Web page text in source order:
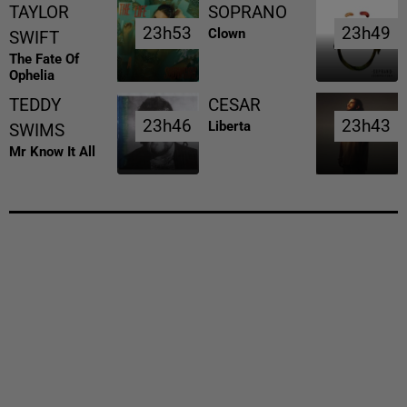
TAYLOR
SWIFT
The Fate Of
Ophelia
23h53
23h53
SOPRANO
Clown 23h49
23h49
TEDDY
SWIMS
Mr Know It All
23h46
23h46
CESAR
Liberta 23h43
23h43